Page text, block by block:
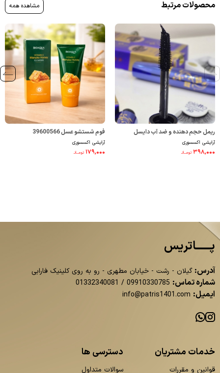
محصولات مرتبط مشاهده همه
ریمل حجم دهنده و ضد آب دایسل
4710015
آرایشی اکسسوری
۳۹۸,۰۰۰ تومــانـ
فوم شستشو عسل 39600566
آرایشی اکسسوری
۱۷۹,۰۰۰ تومــانـ
پــــــاتریس
آدرس: گیلان - رشت - خیابان مطهری - رو به روی کلینیک فارابی
شماره تماس: 09910330785
/
01332340081
ایمیل: info@patris1401.com
خدمات مشتریان
قوانین و مقررات
دسترسی ها
سوالات متداول